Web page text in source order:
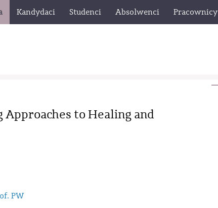
Kandydaci Studenci Absolwenci Pracownicy
to Healing and
PW